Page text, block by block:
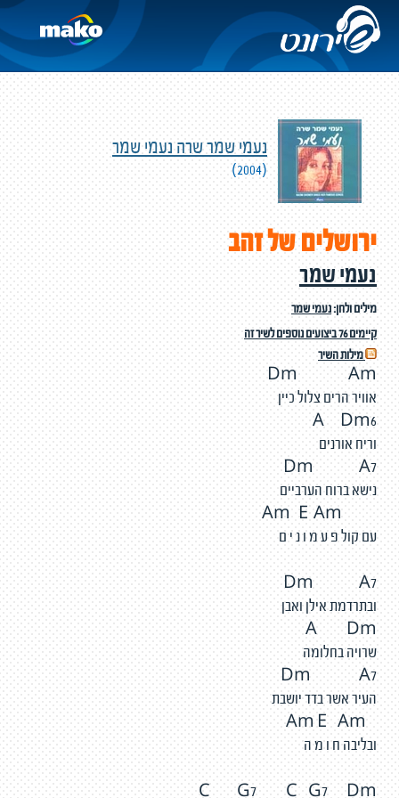
נעמי שמר שרה נעמי שמר
(2004)
ירושלים של זהב
נעמי שמר
מילים ולחן:נעמי שמר
קיימים 76 ביצועים נוספים לשיר זה
מילות השיר
Dm Am
אוויר הרים צלול כיין
A Dm6
וריח אורנים
Dm A7
נישא ברוח הערביים
עם קול פ ע מ ו נ י ם
Dm A7
ובתרדמת אילן ואבן
A Dm
שרויה בחלומה
Dm A7
העיר אשר בדד יושבת
ובליבה ח ו מ ה
C G7 C G7 Dm